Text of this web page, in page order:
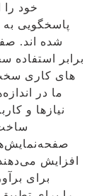
پاسخگویی
شده اند.
برابر
های کاری
ما در
نیازها و
افزایش
برای